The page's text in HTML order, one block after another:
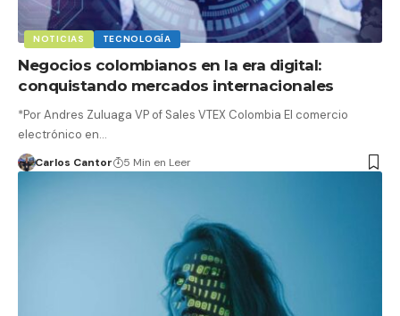
NOTICIAS TECNOLOGÍA
Negocios colombianos en la era digital:
conquistando mercados internacionales
*Por Andres Zuluaga VP of Sales VTEX Colombia El comercio
electrónico en…
Carlos Cantor 5 Min en Leer